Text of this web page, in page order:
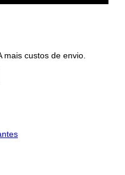
mais custos de envio.